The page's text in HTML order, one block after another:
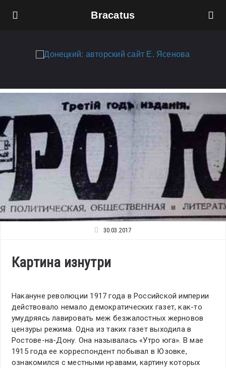
Bracatus
30.03.2017
Картина изнутри
Накануне революции 1917 года в Российской империи
действовало немало демократических газет, как-то
умудряясь лавировать меж безжалостных жерновов
цензуры режима. Одна из таких газет выходила в
Ростове-на-Дону. Она называлась «Утро юга». В мае
1915 года ее корреспондент побывал в Юзовке,
ознакомился с местными нравами, картину которых